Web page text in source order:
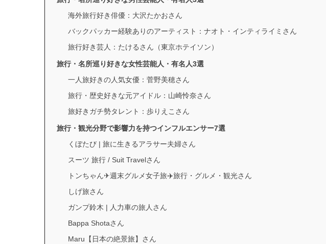
海外旅行好き俳優：大沢たかおさん
バックパッカー経験ありのアーティスト：ナオト・インティライミさん
旅行好き芸人：たけるさん（東京ホテイソン）
旅行・名所巡り好きな女性芸能人・有名人3選
一人旅好きの人気女優：菅野美穂さん
旅行・歴史好きな元アイドル：山崎怜奈さん
旅好きガチ勢タレント：歩りえこさん
旅行・観光分野で影響力を持つインフルエンサー7選
くぼたび | 旅に生きるアラサー夫婦さん
スーツ 旅行 / Suit Travelさん
トンちゃん✈︎週末グルメ女子旅✈️旅行・グルメ・観光さん
しげ旅さん
ガンプ鈴木 | 人力車の旅人さん
Bappa Shotaさん
Maru【日本の絶景旅】さん